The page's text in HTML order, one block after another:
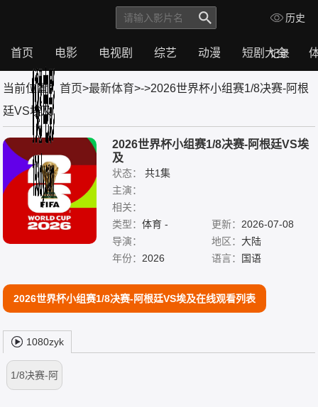
历史
记录
首页 电影 电视剧 综艺 动漫 短剧大全
页
影
视
剧
艺
漫
剧
大
全
育
当前位置：首页>最新体育>->2026世界杯小组赛1/8决赛-阿根
廷VS埃及
2026世界杯小组赛1/8决赛-阿根廷VS埃
及
状态：
共1集
主演：
相关：
类型：体育 - 更新： 2026-07-08
导演：
地区：大陆
年份： 2026 语言： 国语
2026世界杯小组赛1/8决赛-阿根廷VS埃及在线观看列表
1080zyk
1/8决赛-阿